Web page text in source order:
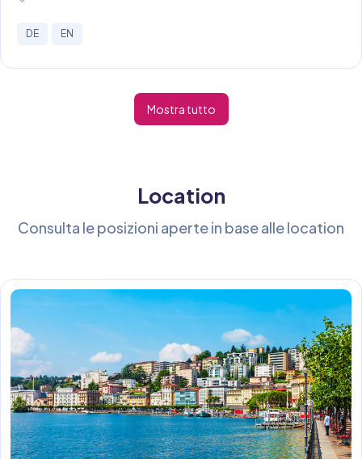
DE EN
Mostra tutto
Location
Consulta le posizioni aperte in base alle location